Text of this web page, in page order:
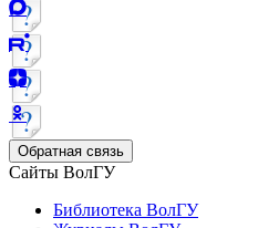
Обратная связь
Сайты ВолГУ
Библиотека ВолГУ